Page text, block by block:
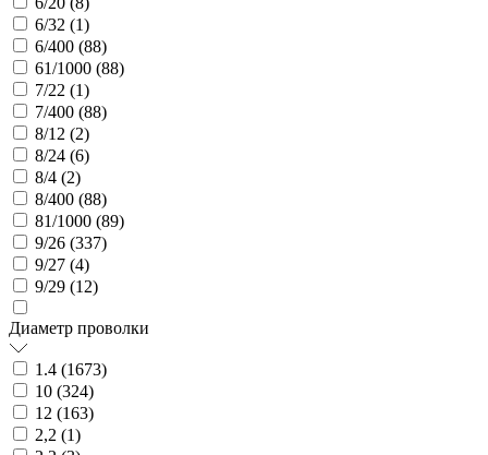
6/32 (1)
6/400 (88)
61/1000 (88)
7/22 (1)
7/400 (88)
8/12 (2)
8/24 (6)
8/4 (2)
8/400 (88)
81/1000 (89)
9/26 (337)
9/27 (4)
9/29 (12)
Диаметр проволки
1.4 (1673)
10 (324)
12 (163)
2,2 (1)